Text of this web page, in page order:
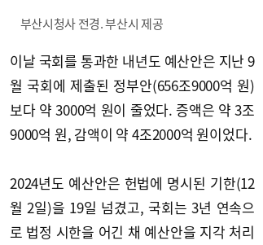
부산시청사 전경. 부산시 제공
이날 국회를 통과한 내년도 예산안은 지난 9
월 국회에 제출된 정부안(656조9000억 원)
보다 약 3000억 원이 줄었다. 증액은 약 3조
9000억 원, 감액이 약 4조2000억 원이었다.
2024년도 예산안은 헌법에 명시된 기한(12
월 2일)을 19일 넘겼고, 국회는 3년 연속으
로 법정 시한을 어긴 채 예산안을 지각 처리